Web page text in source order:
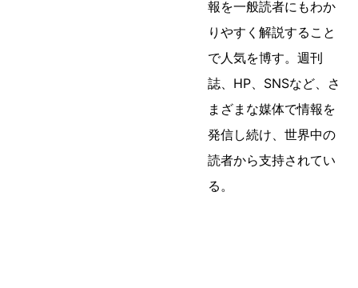
報を一般読者にもわか
りやすく解説すること
で人気を博す。週刊
誌、HP、SNSなど、さ
まざまな媒体で情報を
発信し続け、世界中の
読者から支持されてい
る。